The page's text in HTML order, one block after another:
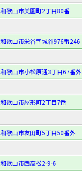
和歌山市美園町2丁目80番
和歌山市栄谷字城谷976番246
和歌山市小松原通3丁目67番外
和歌山市屋形町2丁目7番
和歌山市友田町5丁目50番外
和歌山市西高松2-9-6